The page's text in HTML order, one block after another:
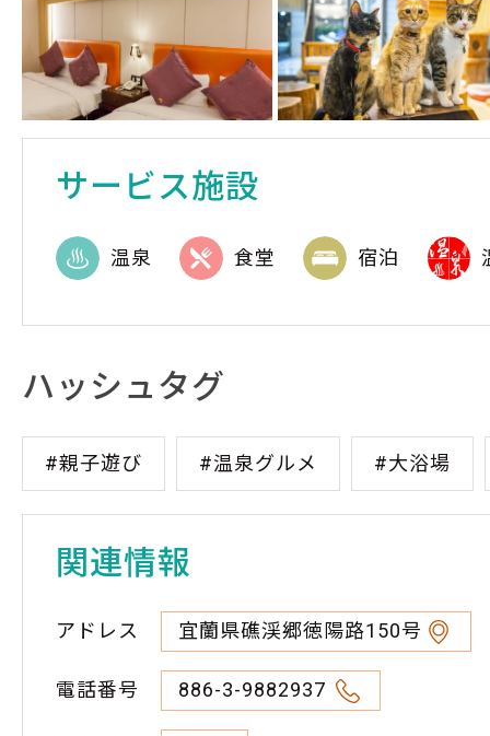
サービス施設
温泉 食堂 宿泊
ハッシュタグ
#親子遊び #温泉グルメ #大浴場
関連情報
アドレス 宜蘭県礁渓郷徳陽路150号
電話番号 886-3-9882937